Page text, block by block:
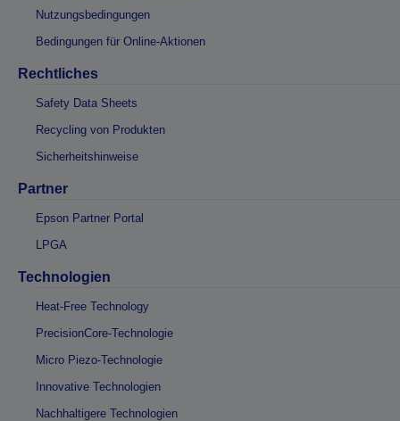
Nutzungsbedingungen
Bedingungen für Online-Aktionen
Rechtliches
Safety Data Sheets
Recycling von Produkten
Sicherheitshinweise
Partner
Epson Partner Portal
LPGA
Technologien
Heat-Free Technology
PrecisionCore-Technologie
Micro Piezo-Technologie
Innovative Technologien
Nachhaltigere Technologien